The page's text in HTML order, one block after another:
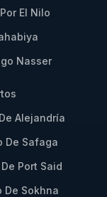
El Nilo
Nasser
Alejandría
De Safaga
Port Said
De Sokhna